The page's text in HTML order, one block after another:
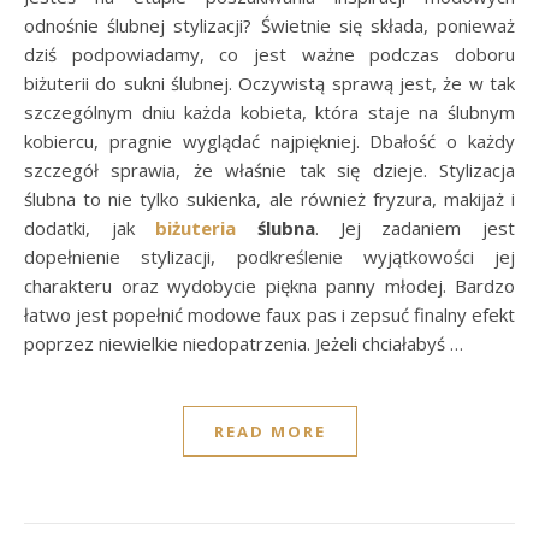
odnośnie ślubnej stylizacji? Świetnie się składa, ponieważ
dziś podpowiadamy, co jest ważne podczas doboru
biżuterii do sukni ślubnej. Oczywistą sprawą jest, że w tak
szczególnym dniu każda kobieta, która staje na ślubnym
kobiercu, pragnie wyglądać najpiękniej. Dbałość o każdy
szczegół sprawia, że właśnie tak się dzieje. Stylizacja
ślubna to nie tylko sukienka, ale również fryzura, makijaż i
dodatki, jak biżuteria ślubna. Jej zadaniem jest
dopełnienie stylizacji, podkreślenie wyjątkowości jej
charakteru oraz wydobycie piękna panny młodej. Bardzo
łatwo jest popełnić modowe faux pas i zepsuć finalny efekt
poprzez niewielkie niedopatrzenia. Jeżeli chciałabyś …
READ MORE